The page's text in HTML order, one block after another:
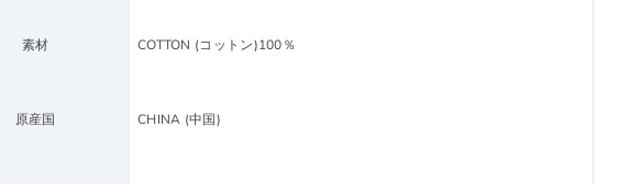
素材 COTTON (コットン)100％
原産国 CHINA (中国)